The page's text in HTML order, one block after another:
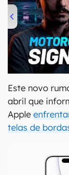
00:00/
Este novo
abril que
Apple
telas de